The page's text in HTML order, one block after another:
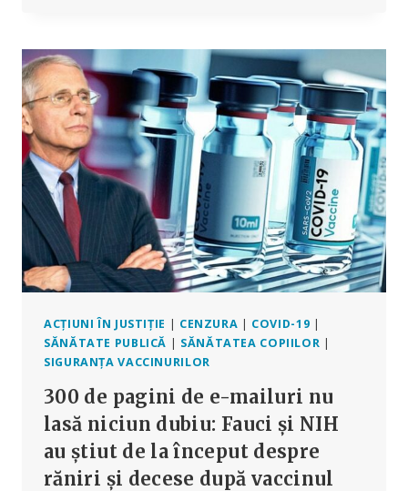
CĂ
SOSIT
MOMENTUL
SĂ
SE
RECUNOASCĂ
„EFECTELE
SECUNDARE
SEMNIFICATIVE”
ALE
VACCINURILOR
19
ACȚIUNI ÎN JUSTIȚIE | CENZURA | COVID-19 |
SĂNĂTATE PUBLICĂ | SĂNĂTATEA COPIILOR |
SIGURANȚA VACCINURILOR
300 de pagini de e-mailuri nu
lasă niciun dubiu: Fauci și NIH
au știut de la început despre
răniri și decese după vaccinul